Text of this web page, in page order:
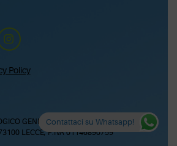
Policy
GENNARO QUARTA COLOSSO SRL – via
LECCE, P.IVA 01146890759
Contattaci su Whatsapp!